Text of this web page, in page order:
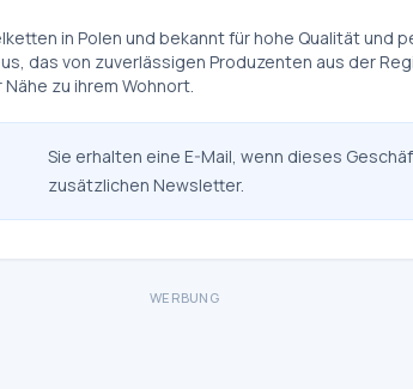
in Polen und bekannt für hohe Qualität und
das von zuverlässigen Produzenten aus der
zu ihrem Wohnort.
Sie erhalten eine E-Mail, wenn dieses
zusätzlichen Newsletter.
WERBUNG